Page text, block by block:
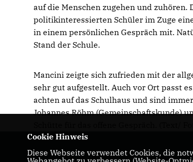
auf die Menschen zugehen und zuhören.
politikinteressierten Schüler im Zuge
in einem persönlichen Gespräch mit.
Stand der Schule.
Mancini zeigte sich zufrieden mit der
sehr gut aufgestellt. Auch vor Ort passt
achten auf das Schulhaus und sind
Johannes Röhm (Gemeinschaftskunde)
Cookie Hinweis
Diese Webseite verwendet Cookies, die